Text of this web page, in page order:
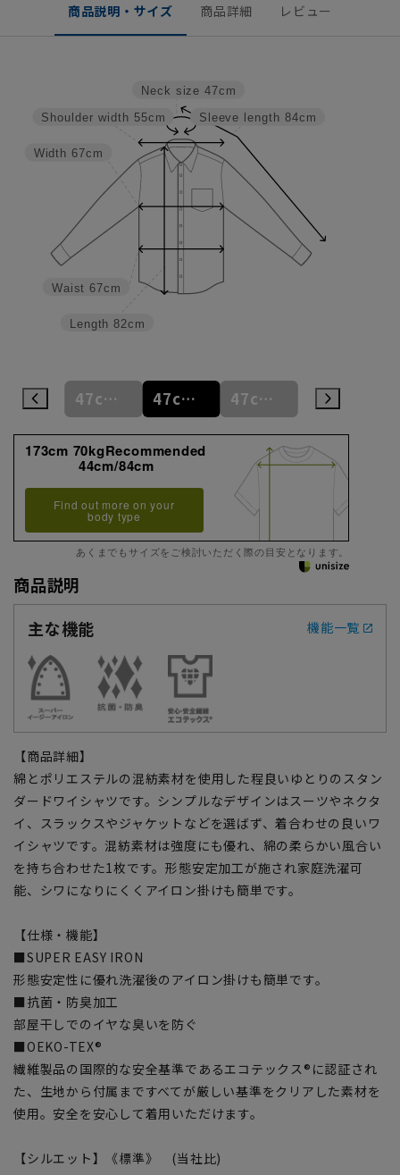
商品説明・サイズ 商品詳細 レビュー
Sleeve length 84cm
Neck size 47cm
Length 82cm
Waist 67cm
Width 67cm
Shoulder width 55cm
47cm 47cm/80cm 47cm/84cm 47cm/88cm
173cm 70kgRecommended
44cm/84cm
Find out more on your
body type
あくまでもサイズをご検討いただく際の目安となります。
商品説明
主な機能
機能一覧
【商品詳細】
綿とポリエステルの混紡素材を使用した程良いゆとりのスタン
ダードワイシャツです。シンプルなデザインはスーツやネクタ
イ、スラックスやジャケットなどを選ばず、着合わせの良いワ
イシャツです。混紡素材は強度にも優れ、綿の柔らかい風合い
を持ち合わせた1枚です。形態安定加工が施され家庭洗濯可
能、シワになりにくくアイロン掛けも簡単です。
【仕様・機能】
■SUPER EASY IRON
形態安定性に優れ洗濯後のアイロン掛けも簡単です。
■抗菌・防臭加工
部屋干しでのイヤな臭いを防ぐ
■OEKO-TEX®
繊維製品の国際的な安全基準であるエコテックス®に認証され
た、生地から付属まですべてが厳しい基準をクリアした素材を
使用。安全を安心して着用いただけます。
【シルエット】《標準》 (当社比)